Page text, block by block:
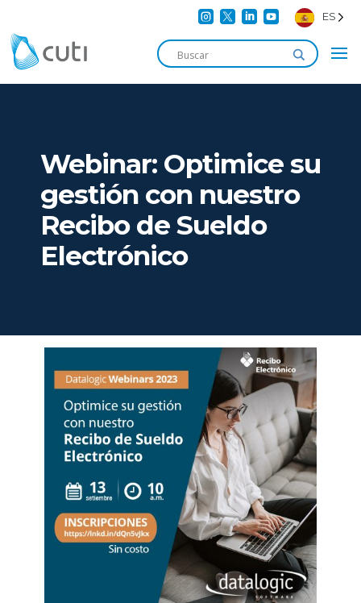
    ES
Webinar: Optimice su
gestión con nuestro
Recibo de Sueldo
Electrónico